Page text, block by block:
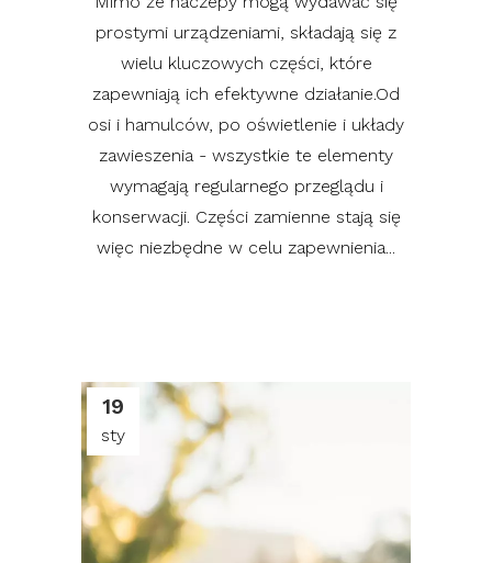
prostymi urządzeniami, składają się z
wielu kluczowych części, które
zapewniają ich efektywne działanie.Od
osi i hamulców, po oświetlenie i układy
zawieszenia - wszystkie te elementy
wymagają regularnego przeglądu i
konserwacji. Części zamienne stają się
więc niezbędne w celu zapewnienia...
19
sty